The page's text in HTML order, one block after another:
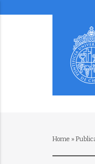
Home »